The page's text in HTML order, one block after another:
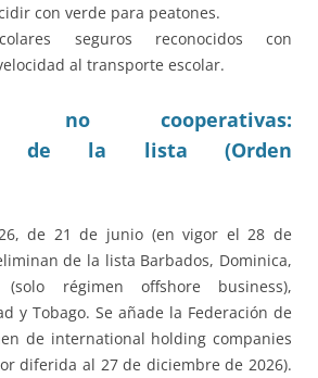
con verde para peatones.
seguros reconocidos con
al transporte escolar.
no cooperativas:
de la lista (Orden
de 21 de junio (en vigor el 28 de
de la lista Barbados, Dominica,
(solo régimen offshore business),
y Tobago. Se añade la Federación de
de international holding companies
diferida al 27 de diciembre de 2026).